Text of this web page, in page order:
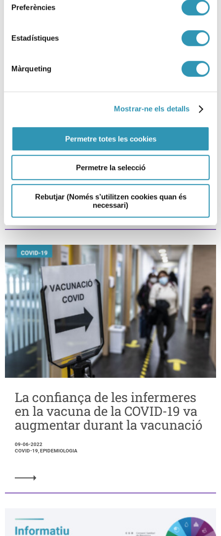
Preferències
Estadístiques
Màrqueting
Mostrar-ne els detalls
Permetre totes les cookies
Permetre la selecció
Rebutjar (Només s’utilitzen cookies quan és
necessari)
Informatiu COVID-19. Butlletí nº
2
09-06-2022
COVID-19, ASPB
La confiança de les infermeres
en la vacuna de la COVID-19 va
augmentar durant la vacunació
09-06-2022
COVID-19, EPIDEMIOLOGIA